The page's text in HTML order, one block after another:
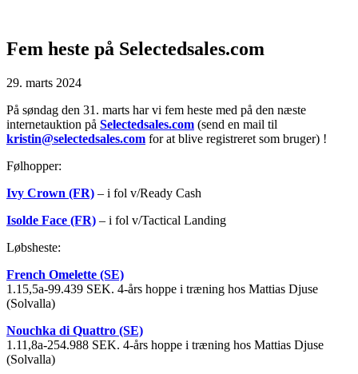
Fem heste på Selectedsales.com
29. marts 2024
På søndag den 31. marts har vi fem heste med på den næste
internetauktion på Selectedsales.com (send en mail til
kristin@selectedsales.com for at blive registreret som bruger) !
Følhopper:
Ivy Crown (FR) – i fol v/Ready Cash
Isolde Face (FR) – i fol v/Tactical Landing
Løbsheste:
French Omelette (SE)
1.15,5a-99.439 SEK. 4-års hoppe i træning hos Mattias Djuse
(Solvalla)
Nouchka di Quattro (SE)
1.11,8a-254.988 SEK. 4-års hoppe i træning hos Mattias Djuse
(Solvalla)